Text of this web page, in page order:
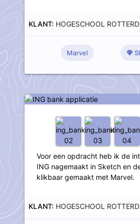
KLANT: HOGESCHOOL
Marvel
Voor een opdracht heb ik de
ING nagemaakt in Sketch en
klikbaar gemaakt met Marvel.
KLANT: HOGESCHOOL